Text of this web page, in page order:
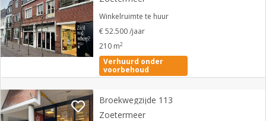
Winkelruimte te huur
€ 52.500 /jaar
210 m2
Verhuurd onder
voorbehoud
Broekwegzijde 113
Zoetermeer